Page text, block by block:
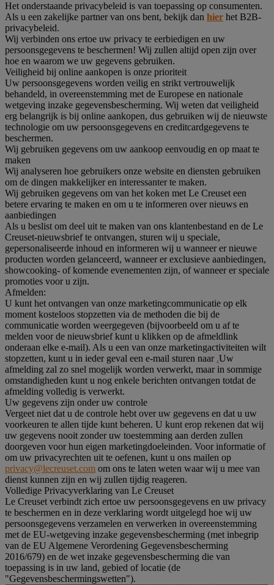
Het onderstaande privacybeleid is van toepassing op consumenten.
Als u een zakelijke partner van ons bent, bekijk dan hier het B2B-
privacybeleid.
Wij verbinden ons ertoe uw privacy te eerbiedigen en uw
persoonsgegevens te beschermen! Wij zullen altijd open zijn over
hoe en waarom we uw gegevens gebruiken.
Veiligheid bij online aankopen is onze prioriteit
Uw persoonsgegevens worden veilig en strikt vertrouwelijk
behandeld, in overeenstemming met de Europese en nationale
wetgeving inzake gegevensbescherming. Wij weten dat veiligheid
erg belangrijk is bij online aankopen, dus gebruiken wij de nieuwste
technologie om uw persoonsgegevens en creditcardgegevens te
beschermen.
Wij gebruiken gegevens om uw aankoop eenvoudig en op maat te
maken
Wij analyseren hoe gebruikers onze website en diensten gebruiken
om de dingen makkelijker en interessanter te maken.
Wij gebruiken gegevens om van het koken met Le Creuset een
betere ervaring te maken en om u te informeren over nieuws en
aanbiedingen
Als u beslist om deel uit te maken van ons klantenbestand en de Le
Creuset-nieuwsbrief te ontvangen, sturen wij u speciale,
gepersonaliseerde inhoud en informeren wij u wanneer er nieuwe
producten worden gelanceerd, wanneer er exclusieve aanbiedingen,
showcooking- of komende evenementen zijn, of wanneer er speciale
promoties voor u zijn.
Afmelden:
U kunt het ontvangen van onze marketingcommunicatie op elk
moment kosteloos stopzetten via de methoden die bij de
communicatie worden weergegeven (bijvoorbeeld om u af te
melden voor de nieuwsbrief kunt u klikken op de afmeldlink
onderaan elke e-mail). Als u een van onze marketingactiviteiten wilt
stopzetten, kunt u in ieder geval een e-mail sturen naar .Uw
afmelding zal zo snel mogelijk worden verwerkt, maar in sommige
omstandigheden kunt u nog enkele berichten ontvangen totdat de
afmelding volledig is verwerkt.
Uw gegevens zijn onder uw controle
Vergeet niet dat u de controle hebt over uw gegevens en dat u uw
voorkeuren te allen tijde kunt beheren. U kunt erop rekenen dat wij
uw gegevens nooit zonder uw toestemming aan derden zullen
doorgeven voor hun eigen marketingdoeleinden. Voor informatie of
om uw privacyrechten uit te oefenen, kunt u ons mailen op
privacy@lecreuset.com om ons te laten weten waar wij u mee van
dienst kunnen zijn en wij zullen tijdig reageren.
Volledige Privacyverklaring van Le Creuset
Le Creuset verbindt zich ertoe uw persoonsgegevens en uw privacy
te beschermen en in deze verklaring wordt uitgelegd hoe wij uw
persoonsgegevens verzamelen en verwerken in overeenstemming
met de EU-wetgeving inzake gegevensbescherming (met inbegrip
van de EU Algemene Verordening Gegevensbescherming
2016/679) en de wet inzake gegevensbescherming die van
toepassing is in uw land, gebied of locatie (de
"Gegevensbeschermingswetten").